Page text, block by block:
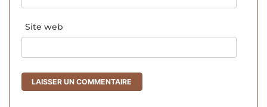
Site web